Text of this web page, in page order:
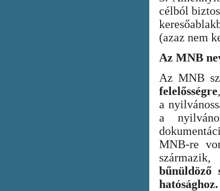
célból
(azaz nem
Az MNB
Az MNB
felelősségre
a
a
MNB-re
bűnüldöző
hatósághoz.